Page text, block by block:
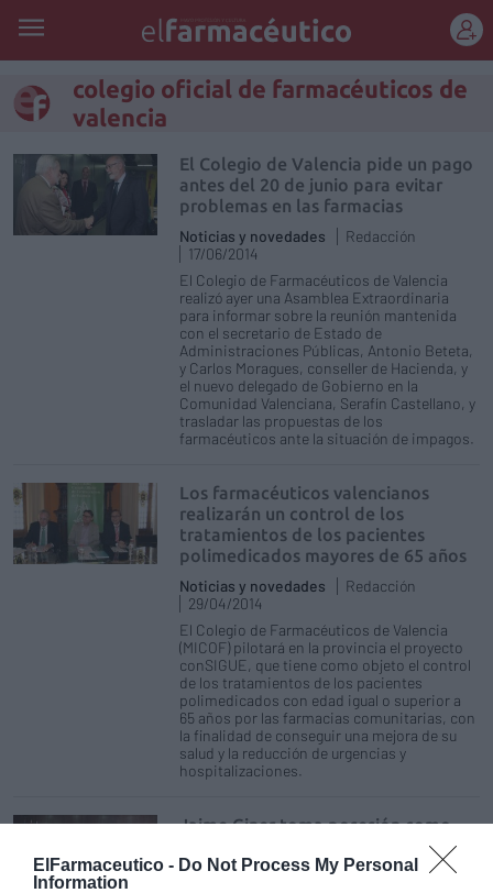
ElFarmaceutico - Do Not Process My Personal
Information
REGÍSTRATE
colegio oficial de farmacéuticos de
valencia
El Colegio de Valencia pide un pago
antes del 20 de junio para evitar
problemas en las farmacias
Noticias y novedades
Redacción
17/06/2014
El Colegio de Farmacéuticos de Valencia
realizó ayer una Asamblea Extraordinaria
para informar sobre la reunión mantenida
con el secretario de Estado de
Administraciones Públicas, Antonio Beteta,
y Carlos Moragues, conseller de Hacienda, y
el nuevo delegado de Gobierno en la
Comunidad Valenciana, Serafín Castellano, y
trasladar las propuestas de los
farmacéuticos ante la situación de impagos.
Los farmacéuticos valencianos
realizarán un control de los
tratamientos de los pacientes
polimedicados mayores de 65 años
Noticias y novedades
Redacción
29/04/2014
El Colegio de Farmacéuticos de Valencia
(MICOF) pilotará en la provincia el proyecto
conSIGUE, que tiene como objeto el control
de los tratamientos de los pacientes
polimedicados con edad igual o superior a
65 años por las farmacias comunitarias, con
la finalidad de conseguir una mejora de su
salud y la reducción de urgencias y
hospitalizaciones.
Jaime Giner toma posesión como
presidente del Colegio de Valencia
Noticias y novedades
Redacción